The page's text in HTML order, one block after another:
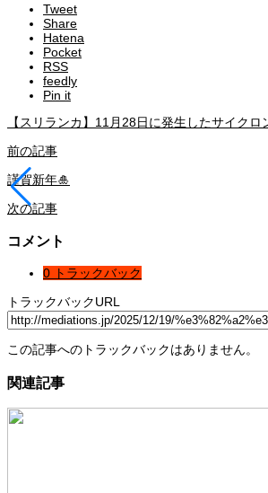
Tweet
Share
Hatena
Pocket
RSS
feedly
Pin it
【スリランカ】11月28日に発生したサイクロ
前の記事
謹賀新年🎍
次の記事
コメント
0 トラックバック
トラックバックURL
この記事へのトラックバックはありません。
関連記事